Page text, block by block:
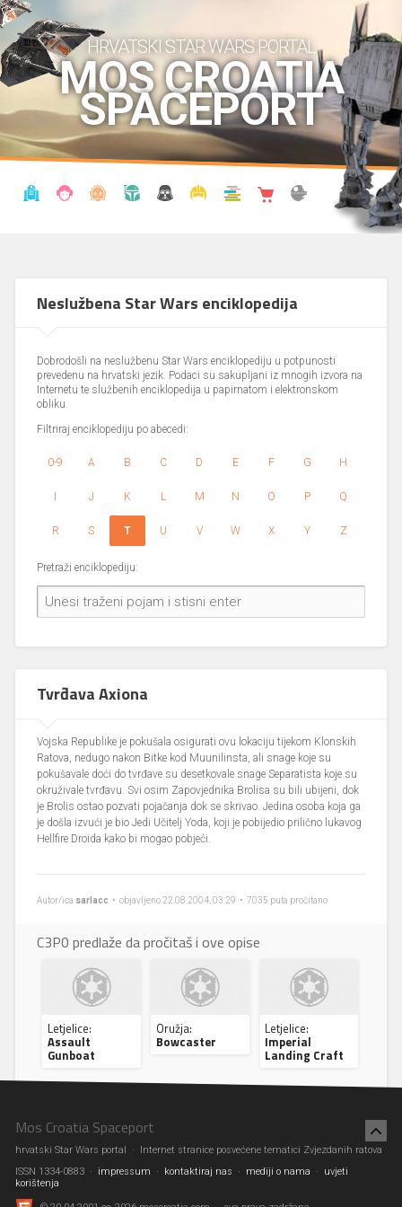
HRVATSKI STAR WARS PORTAL
MOS CROATIA
SPACEPORT
Neslužbena Star Wars enciklopedija
Dobrodošli na neslužbenu Star Wars enciklopediju u potpunosti
prevedenu na hrvatski jezik. Podaci su sakupljani iz mnogih izvora na
Internetu te službenih enciklopedija u papirnatom i elektronskom
obliku.
Filtriraj enciklopediju po abecedi:
0-9 A B C D E F G H
I J K L M N O P Q
R S T U V W X Y Z
Pretraži enciklopediju:
Tvrđava Axiona
Vojska Republike je pokušala osigurati ovu lokaciju tijekom Klonskih
Ratova, nedugo nakon Bitke kod Muunilinsta, ali snage koje su
pokušavale doći do tvrđave su desetkovale snage Separatista koje su
okruživale tvrđavu. Svi osim Zapovjednika Brolisa su bili ubijeni, dok
je Brolis ostao pozvati pojačanja dok se skrivao. Jedina osoba koja ga
je došla izvući je bio Jedi Učitelj Yoda, koji je pobijedio prilično lukavog
Hellfire Droida kako bi mogao pobjeći.
Autor/ica sarlacc • objavljeno 22.08.2004, 03:29 • 7035 puta pročitano
C3P0 predlaže da pročitaš i ove opise
Letjelice:
Assault
Gunboat
Oružja:
Bowcaster
Letjelice:
Imperial
Landing Craft
Mos Croatia Spaceport
hrvatski Star Wars portal · Internet stranice posvećene tematici Zvjezdanih ratova
ISSN 1334-0883 ·
impressum · kontaktiraj nas · mediji o nama ·
uvjeti
korištenja